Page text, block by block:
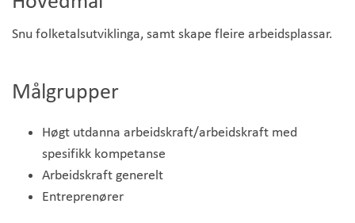
Snu folketalsutviklinga, samt skape fleire arbeidsplassar.
Målgrupper
Høgt utdanna arbeidskraft/arbeidskraft med
spesifikk kompetanse
Arbeidskraft generelt
Entreprenører